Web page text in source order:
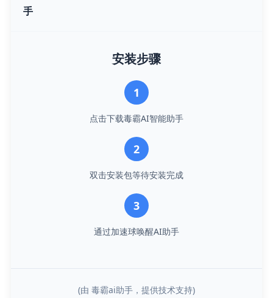
手
安装步骤
1
点击下载毒霸AI智能助手
2
双击安装包等待安装完成
3
通过加速球唤醒AI助手
(由 毒霸ai助手，提供技术支持)